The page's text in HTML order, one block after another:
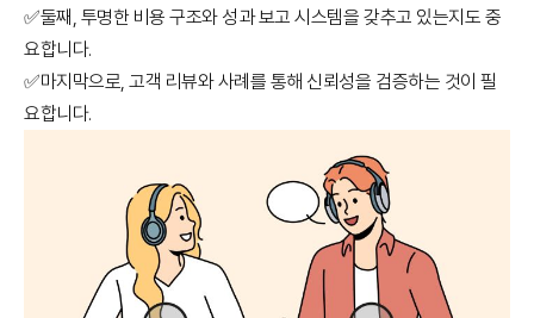
✅둘째, 투명한 비용 구조와 성과 보고 시스템을 갖추고 있는지도 중
요합니다.
✅마지막으로, 고객 리뷰와 사례를 통해 신뢰성을 검증하는 것이 필
요합니다.